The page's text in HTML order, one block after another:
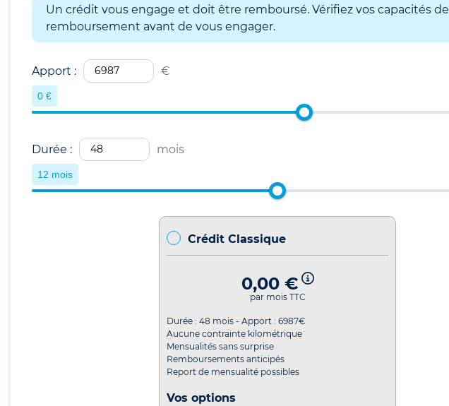
Un crédit vous engage et doit être remboursé. Vérifiez vos capacités de
remboursement avant de vous engager.
Apport : €
0 €
Durée : mois
12 mois
Crédit Classique
0,00 €
par mois TTC
Durée :48 mois - Apport :6987€
Aucune contrainte kilométrique
Mensualités sans surprise
Remboursements anticipés
Report de mensualité possibles
Vos options